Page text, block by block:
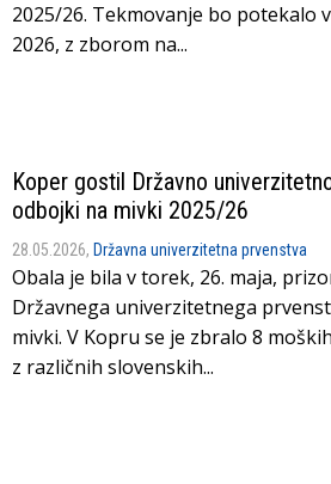
2025/26. Tekmovanje bo potekalo
2026, z zborom na...
Koper gostil Državno
odbojki na mivki 2025/26
28.05.2026, Državna univerzitetna prvenstva
Obala je bila v torek, 26. maja,
Državnega univerzitetnega
mivki. V Kopru se je zbralo 8
z različnih slovenskih...